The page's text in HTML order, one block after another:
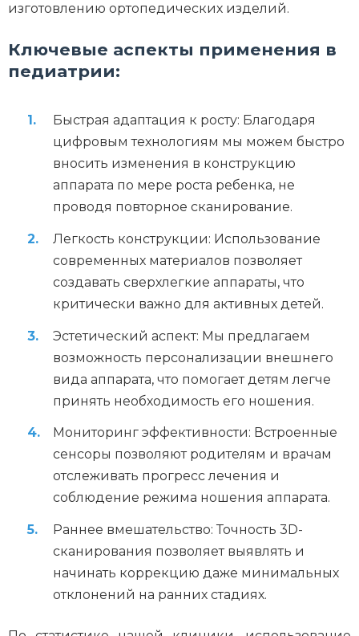
изготовлению ортопедических изделий.
Ключевые аспекты применения в
педиатрии:
Быстрая адаптация к росту: Благодаря
цифровым технологиям мы можем быстро
вносить изменения в конструкцию
аппарата по мере роста ребенка, не
проводя повторное сканирование.
Легкость конструкции: Использование
современных материалов позволяет
создавать сверхлегкие аппараты, что
критически важно для активных детей.
Эстетический аспект: Мы предлагаем
возможность персонализации внешнего
вида аппарата, что помогает детям легче
принять необходимость его ношения.
Мониторинг эффективности: Встроенные
сенсоры позволяют родителям и врачам
отслеживать прогресс лечения и
соблюдение режима ношения аппарата.
Раннее вмешательство: Точность 3D-
сканирования позволяет выявлять и
начинать коррекцию даже минимальных
отклонений на ранних стадиях.